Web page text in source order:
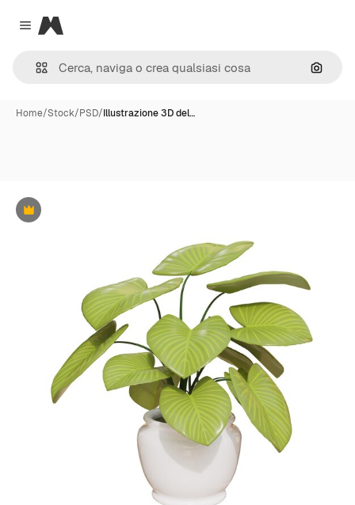
Close menu
Magnific
Cerca
Home/Stock/PSD/Illustrazione 3D del…
Premium